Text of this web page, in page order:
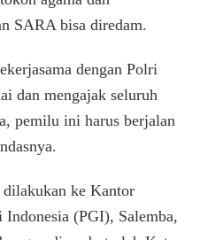
SARA bisa diredam.
dengan Polri
dan mengajak seluruh
pemilu ini harus berjalan
dilakukan ke Kantor
Indonesia (PGI), Salemba,